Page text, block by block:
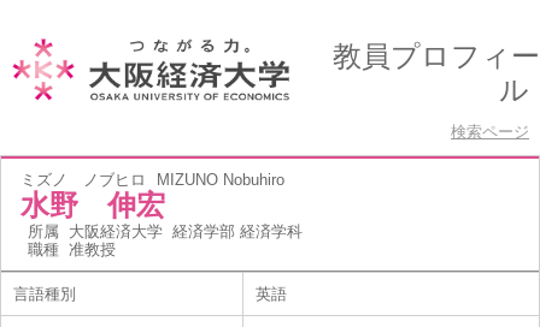
教員プロフィー
ル
検索ページ
ミズノ ノブヒロ MIZUNO Nobuhiro
水野 伸宏
所属 大阪経済大学 経済学部 経済学科
職種 准教授
言語種別 英語